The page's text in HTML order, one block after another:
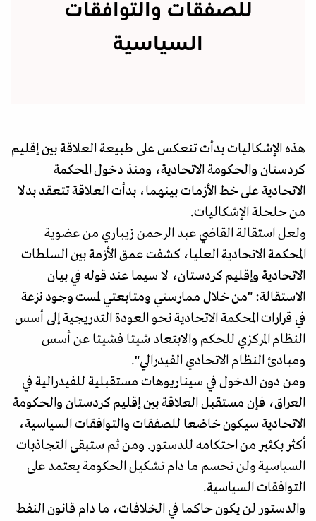
للصفقات والتوافقات
السياسية
هذه الإشكاليات بدأت تنعكس على طبيعة العلاقة بين إقليم
كردستان والحكومة الاتحادية، ومنذ دخول المحكمة
الاتحادية على خط الأزمات بينهما، بدأت العلاقة تتعقد بدلا
من حلحلة الإشكاليات.
ولعل استقالة القاضي عبد الرحمن زيباري من عضوية
المحكمة الاتحادية العليا، كشفت عمق الأزمة بين السلطات
الاتحادية وإقليم كردستان، لا سيما عند قوله في بيان
الاستقالة: "من خلال ممارستي ومتابعتي لمست وجود نزعة
في قرارات المحكمة الاتحادية نحو العودة التدريجية إلى أسس
النظام المركزي للحكم والابتعاد شيئا فشيئا عن أسس
ومبادئ النظام الاتحادي الفيدرالي".
ومن دون الدخول في سيناريوهات مستقبلية للفيدرالية في
العراق، فإن مستقبل العلاقة بين إقليم كردستان والحكومة
الاتحادية سيكون خاضعا للصفقات والتوافقات السياسية،
أكثر بكثير من احتكامه للدستور. ومن ثم ستبقى التجاذبات
السياسية ولن تحسم ما دام تشكيل الحكومة يعتمد على
التوافقات السياسية.
والدستور لن يكون حاكما في الخلافات، ما دام قانون النفط